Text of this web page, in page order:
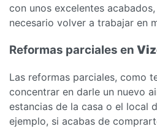
con unos excelentes
necesario volver a trabajar en
Reformas parciales en
Las reformas parciales, como
concentrar en darle un nuevo
estancias de la casa o el local
ejemplo, si acabas de